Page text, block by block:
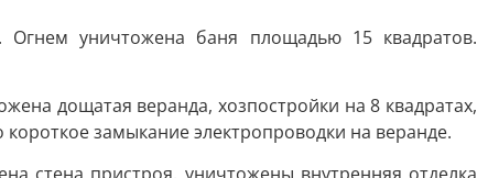
уничтожена баня площадью 15 квадратов.
дощатая веранда, хозпостройки на 8 квадратах,
замыкание электропроводки на веранде.